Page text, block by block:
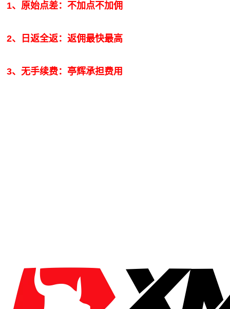
1、原始点差：不加点不加佣
2、日返全返：返佣最快最高
3、无手续费：亭辉承担费用